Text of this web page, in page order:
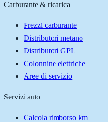
Carburante & ricarica
Prezzi carburante
Distributori metano
Distributori GPL
Colonnine elettriche
Aree di servizio
Servizi auto
Calcola rimborso km